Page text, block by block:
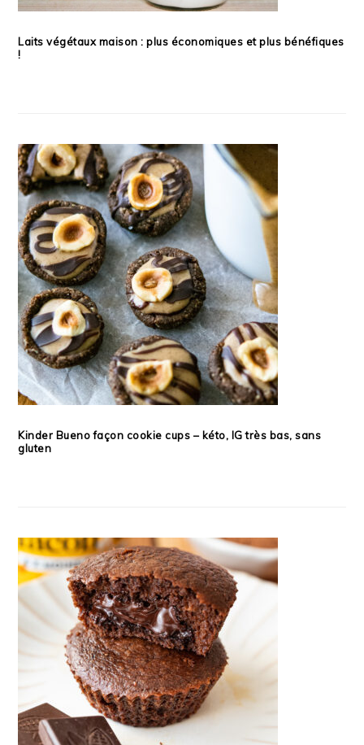
Laits végétaux maison : plus économiques et plus bénéfiques
!
Kinder Bueno façon cookie cups – kéto, IG très bas, sans
gluten